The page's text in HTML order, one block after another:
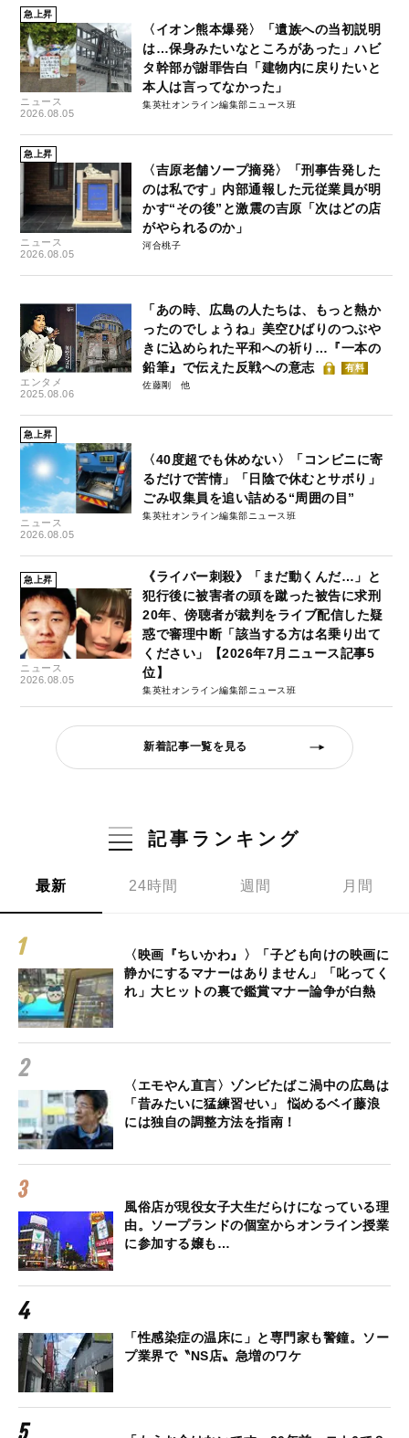
急上昇
ニュース
2026.08.05
〈イオン熊本爆発〉「遺族への当初説明
は…保身みたいなところがあった」ハビ
タ幹部が謝罪告白「建物内に戻りたいと
本人は言ってなかった」
集英社オンライン編集部ニュース班
急上昇
ニュース
2026.08.05
〈吉原老舗ソープ摘発〉「刑事告発した
のは私です」内部通報した元従業員が明
かす“その後”と激震の吉原「次はどの店
がやられるのか」
河合桃子
エンタメ
2025.08.06
「あの時、広島の人たちは、もっと熱か
ったのでしょうね」美空ひばりのつぶや
きに込められた平和への祈り…『一本の
鉛筆』で伝えた反戦への意志
有料
佐藤剛
急上昇
ニュース
2026.08.05
〈40度超でも休めない〉「コンビニに寄
るだけで苦情」「日陰で休むとサボり」
ごみ収集員を追い詰める“周囲の目”
集英社オンライン編集部ニュース班
急上昇
ニュース
2026.08.05
《ライバー刺殺》「まだ動くんだ…」と
犯行後に被害者の頭を蹴った被告に求刑
20年、傍聴者が裁判をライブ配信した疑
惑で審理中断「該当する方は名乗り出て
ください」【2026年7月ニュース記事5
位】
集英社オンライン編集部ニュース班
新着記事一覧を見る
記事ランキング
最新 24時間 週間 月間
〈映画『ちいかわ』〉「子ども向けの映画に
静かにするマナーはありません」「叱ってく
れ」大ヒットの裏で鑑賞マナー論争が白熱
〈エモやん直言〉ゾンビたばこ渦中の広島は
「昔みたいに猛練習せい」 悩めるベイ藤浪
には独自の調整方法を指南！
風俗店が現役女子大生だらけになっている理
由。ソープランドの個室からオンライン授業
に参加する嬢も…
「性感染症の温床に」と専門家も警鐘。ソー
プ業界で〝NS店〟急増のワケ